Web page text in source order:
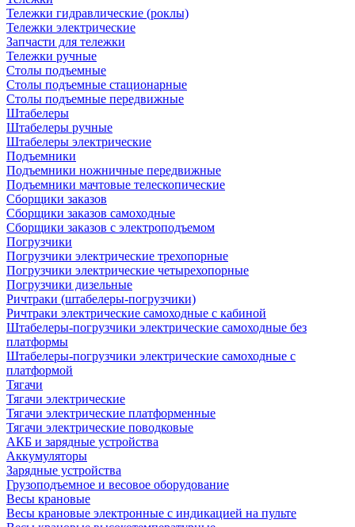
Тележки гидравлические (роклы)
Тележки электрические
Запчасти для тележки
Тележки ручные
Столы подъемные
Столы подъемные стационарные
Столы подъемные передвижные
Штабелеры
Штабелеры ручные
Штабелеры электрические
Подъемники
Подъемники ножничные передвижные
Подъемники мачтовые телескопические
Сборщики заказов
Сборщики заказов самоходные
Сборщики заказов с электроподъемом
Погрузчики
Погрузчики электрические трехопорные
Погрузчики электрические четырехопорные
Погрузчики дизельные
Ричтраки (штабелеры-погрузчики)
Ричтраки электрические самоходные с кабиной
Штабелеры-погрузчики электрические самоходные без
платформы
Штабелеры-погрузчики электрические самоходные с
платформой
Тягачи
Тягачи электрические
Тягачи электрические платформенные
Тягачи электрические поводковые
АКБ и зарядные устройства
Аккумуляторы
Зарядные устройства
Грузоподъемное и весовое оборудование
Весы крановые
Весы крановые электронные с индикацией на пульте